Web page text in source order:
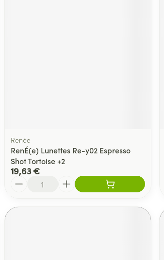
Renée
RenÉ(e) Lunettes Re-y02 Espresso
Shot Tortoise +2
19,63 €